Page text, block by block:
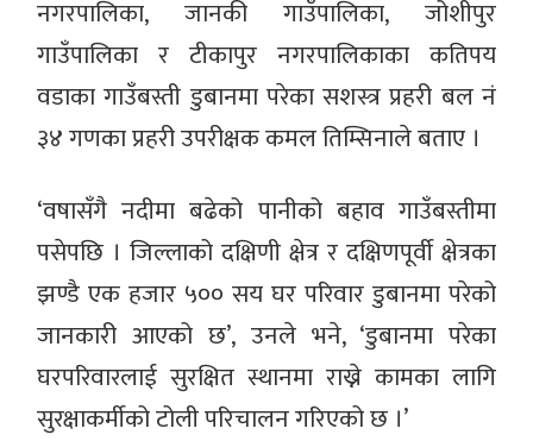
नगरपालिका, जानकी गाउँपालिका, जोशीपुर
गाउँपालिका र टीकापुर नगरपालिकाका कतिपय
वडाका गाउँबस्ती डुबानमा परेका सशस्त्र प्रहरी बल नं
३४ गणका प्रहरी उपरीक्षक कमल तिम्सिनाले बताए ।
‘वषासँगै नदीमा बढेको पानीको बहाव गाउँबस्तीमा
पसेपछि । जिल्लाको दक्षिणी क्षेत्र र दक्षिणपूर्वी क्षेत्रका
झण्डै एक हजार ५०० सय घर परिवार डुबानमा परेको
जानकारी आएको छ’, उनले भने, ‘डुबानमा परेका
घरपरिवारलाई सुरक्षित स्थानमा राख्ने कामका लागि
सुरक्षाकर्मीको टोली परिचालन गरिएको छ ।’